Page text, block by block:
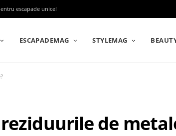
escapade unice!
ESCAPADEMAG STYLEMAG
de